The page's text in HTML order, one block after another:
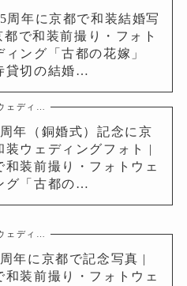
周年に京都で和装結婚写
都で和装前撮り・フォト
ィング「古都の花嫁」
貸切の結婚…
ェディ…
年（銅婚式）記念に京
装ウェディングフォト |
和装前撮り・フォトウェ
グ「古都の…
ェディ…
年に京都で記念写真 |
和装前撮り・フォトウェ